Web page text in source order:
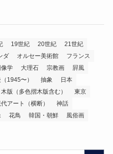
19世紀 20世紀
21世紀
ダ オルセー美術館
フランス
像学 大理石 宗教画
屛風
1945〜） 抽象
日本
木版（多色摺木版含む）
東京
アート（横断）
神話
花鳥 韓国・朝鮮
風俗画